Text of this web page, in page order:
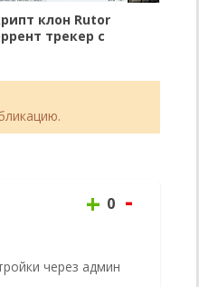
клон Rutor
трекер с
+ 0 -
через админ